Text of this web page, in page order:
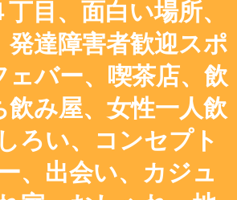
目、面白い場所、
発達障害者歓迎スポ
ェバー、喫茶店、飲
飲み屋、女性一人飲
ろい、コンセプト
、出会い、カジュ